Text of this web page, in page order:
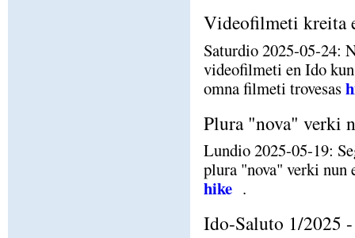
Videofilmeti kreita
Saturdio 2025-05-24:
videofilmeti en Ido
omna filmeti trovesas
Plura "nova" verki
Lundio 2025-05-19:
plura "nova" verki nun
hike .
Ido-Saluto 1/2025